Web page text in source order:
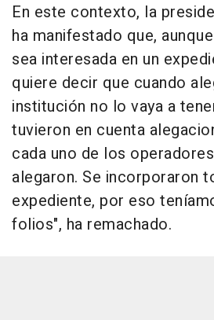
En este contexto, la
ha manifestado que,
sea interesada en un
quiere decir que cuando
institución no lo vaya a
tuvieron en cuenta
cada uno de los
alegaron. Se incorporaron
expediente, por eso
folios", ha remachado.